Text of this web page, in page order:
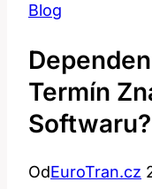
Blog
Termín
Softwaru?
OdEuroTran.cz